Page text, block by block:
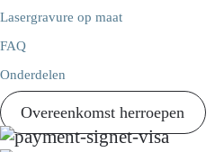
Lasergravure op maat
FAQ
Onderdelen
Overeenkomst herroepen